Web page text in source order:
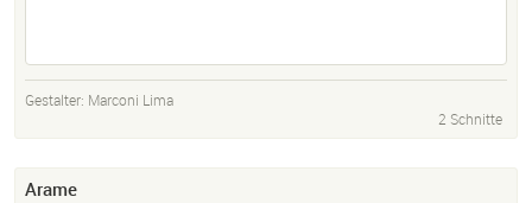
Gestalter: Marconi Lima
2 Schnitte
Arame